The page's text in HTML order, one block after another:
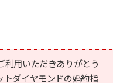
利用いただきありがとう
トダイヤモンドの婚約指